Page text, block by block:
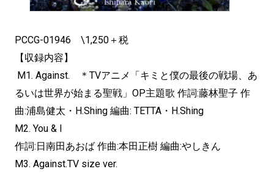
PCCG-01946 \1,250＋税
【収録内容】
M1. Against. ＊TVアニメ「キミと僕の最後の戦場、あ
るいは世界が始まる聖戦」OP主題歌 作詞:藤林聖子 作
曲:浦島健太・H.Shing 編曲: TETTA・H.Shing
M2. You & I
作詞:日南田あおば 作曲:本田正樹 編曲:やしきん
M3. Against.TV size ver.